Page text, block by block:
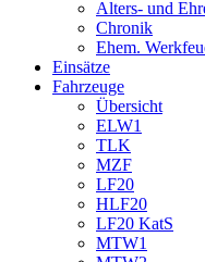
Alters- und
Chronik
Ehem.
Einsätze
Fahrzeuge
Übersicht
ELW1
TLK
MZF
LF20
HLF20
LF20 KatS
MTW1